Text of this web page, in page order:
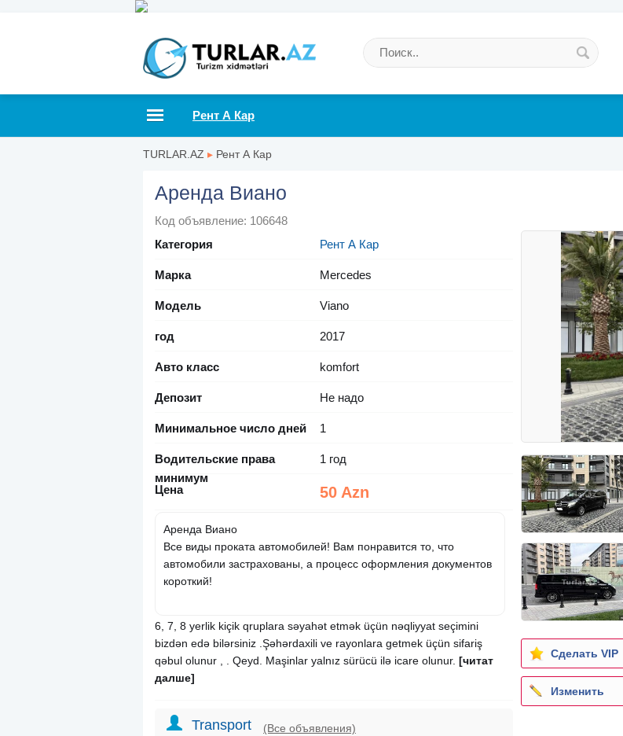
Рент А Кар
TURLAR.AZ ▸ Рент А Кар
Аренда Виано
Код объявление: 106648
Категория
Рент А Кар
Марка Mercedes
Модель Viano
год 2017
Авто класс komfort
Депозит Не надо
Минимальное число дней 1
Водительские права
минимум
1 год
Цена 50 Azn
Аренда Виано
Все виды проката автомобилей! Вам понравится то, что
автомобили застрахованы, а процесс оформления документов
короткий!
6, 7, 8 yerlik kiçik qruplara səyahət etmək üçün nəqliyyat seçimini
bizdən edə bilərsiniz .Şəhərdaxili ve rayonlara getmek üçün sifariş
qəbul olunur , . Qeyd. Maşinlar yalnız sürücü ilə icare olunur. [читат
далше]
Transport (Все объявления)
Сделать VIP
Изменить